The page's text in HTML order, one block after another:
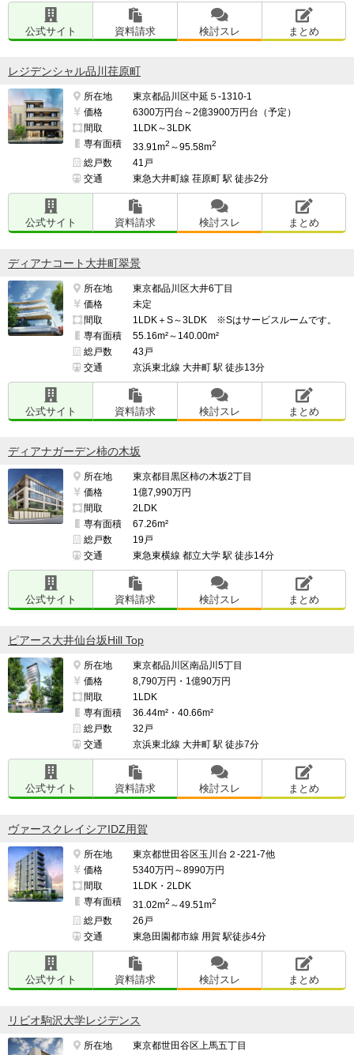
公式サイト 資料請求 検討スレ まとめ
レジデンシャル品川荏原町
所在地
東京都品川区中延５-1310-1
価格
6300万円台～2億3900万円台（予定）
間取
1LDK～3LDK
専有面積
33.91m2 ～95.58m2
総戸数
41戸
交通
東急大井町線 荏原町 駅 徒歩2分
公式サイト 資料請求 検討スレ まとめ
ディアナコート大井町翠景
所在地
東京都品川区大井6丁目
価格
未定
間取
1LDK＋S～3LDK ※Sはサービスルームです。
専有面積
55.16m²～140.00m²
総戸数
43戸
交通
京浜東北線 大井町 駅 徒歩13分
公式サイト 資料請求 検討スレ まとめ
ディアナガーデン柿の木坂
所在地
東京都目黒区柿の木坂2丁目
価格
1億7,990万円
間取
2LDK
専有面積
67.26m²
総戸数
19戸
交通
東急東横線 都立大学 駅 徒歩14分
公式サイト 資料請求 検討スレ まとめ
ピアース大井仙台坂Hill Top
所在地
東京都品川区南品川5丁目
価格
8,790万円・1億90万円
間取
1LDK
専有面積
36.44m²・40.66m²
総戸数
32戸
交通
京浜東北線 大井町 駅 徒歩7分
公式サイト 資料請求 検討スレ まとめ
ヴァースクレイシアIDZ用賀
所在地
東京都世田谷区玉川台２-221-7他
価格
5340万円～8990万円
間取
1LDK・2LDK
専有面積
31.02m2 ～49.51m2
総戸数
26戸
交通
東急田園都市線 用賀 駅徒歩4分
公式サイト 資料請求 検討スレ まとめ
リビオ駒沢大学レジデンス
所在地
東京都世田谷区上馬五丁目